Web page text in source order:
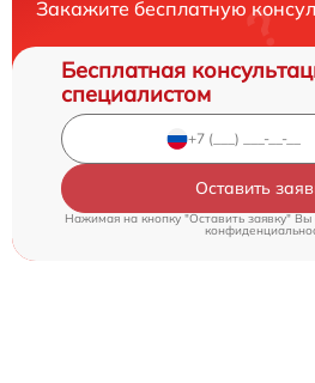
Закажите бесплатную
Бесплатная
специалистом
Оставить
Нажимая на кнопку "Оставить заявку"